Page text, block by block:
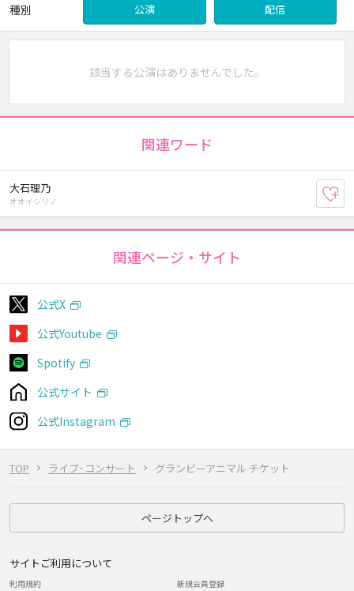
TOP ライブ･コンサート グランピーアニマル チケット
種別 公演 配信
該当する公演はありませんでした。
関連ワード
大石理乃
オオイシリノ
関連ページ・サイト
公式X
公式Youtube
Spotify
公式サイト
公式Instagram
ページトップへ
サイトご利用について
利用規約
新規会員登録